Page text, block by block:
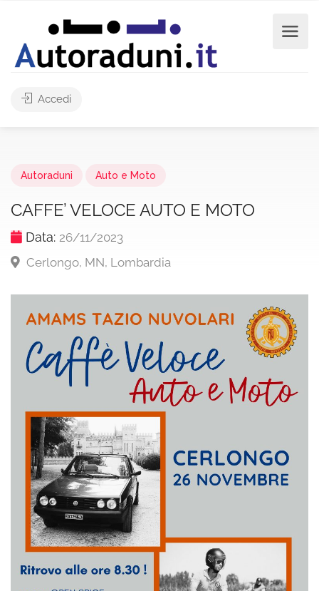
Accedi
Autoraduni Auto e Moto
CAFFE’ VELOCE AUTO E MOTO
Data: 26/11/2023
Cerlongo, MN, Lombardia